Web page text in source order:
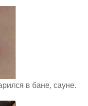
в бане, сауне.